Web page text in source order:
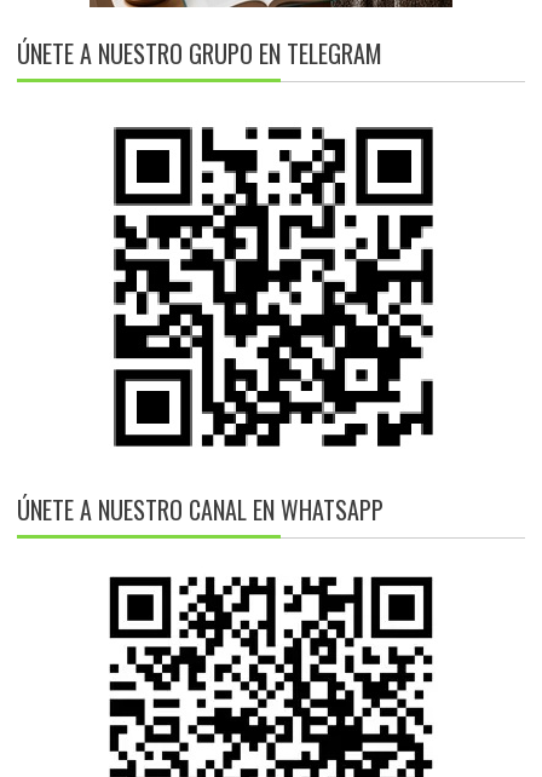
ÚNETE A NUESTRO GRUPO EN TELEGRAM
ÚNETE A NUESTRO CANAL EN WHATSAPP